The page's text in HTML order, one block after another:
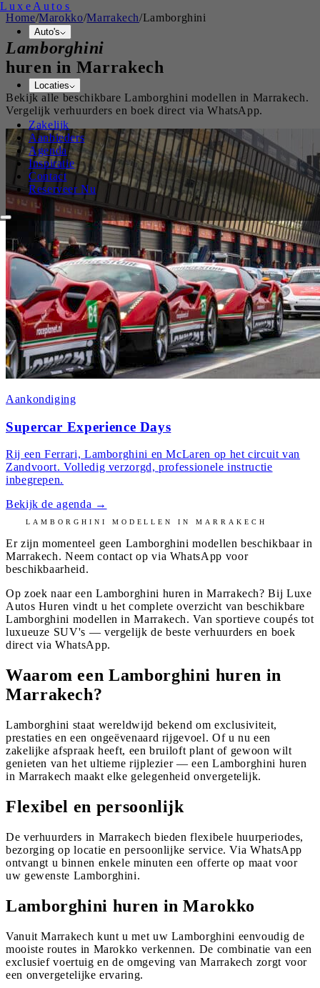
Luxe Autos
Auto's
Locaties
Zakelijk
Aanbieders
Agenda
Inspiratie
Contact
Reserveer Nu
Home/Marokko/Marrakech/Lamborghini
Lamborghini
huren in Marrakech
Bekijk alle beschikbareLamborghini modellen in Marrakech.
Vergelijk verhuurders en boek direct via WhatsApp.
Aankondiging
Supercar Experience Days
Rij een Ferrari, Lamborghini en McLaren op het circuit van
Zandvoort. Volledig verzorgd, professionele instructie
inbegrepen.
Bekijk de agenda →
LAMBORGHINI MODELLEN INMARRAKECH
Er zijn momenteel geen Lamborghini modellen beschikbaar in
Marrakech. Neem contact op via WhatsApp voor
beschikbaarheid.
Op zoek naar een Lamborghini huren in Marrakech? Bij Luxe
Autos Huren vindt u het complete overzicht van beschikbare
Lamborghini modellen in Marrakech. Van sportieve coupés tot
luxueuze SUV's — vergelijk de beste verhuurders en boek
direct via WhatsApp.
Waarom een Lamborghini huren in
Marrakech?
Lamborghini staat wereldwijd bekend om exclusiviteit,
prestaties en een ongeëvenaard rijgevoel. Of u nu een
zakelijke afspraak heeft, een bruiloft plant of gewoon wilt
genieten van het ultieme rijplezier — een Lamborghini huren
in Marrakech maakt elke gelegenheid onvergetelijk.
Flexibel en persoonlijk
De verhuurders in Marrakech bieden flexibele huurperiodes,
bezorging op locatie en persoonlijke service. Via WhatsApp
ontvangt u binnen enkele minuten een offerte op maat voor
uw gewenste Lamborghini.
Lamborghini huren in Marokko
Vanuit Marrakech kunt u met uw Lamborghini eenvoudig de
mooiste routes in Marokko verkennen. De combinatie van een
exclusief voertuig en de omgeving van Marrakech zorgt voor
een onvergetelijke ervaring.